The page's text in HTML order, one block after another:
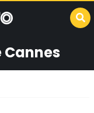
Cannes